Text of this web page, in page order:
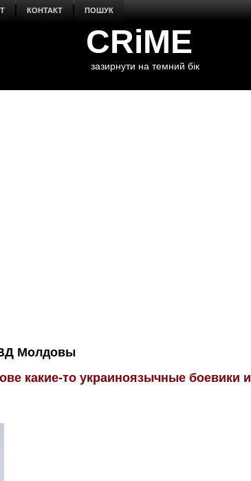
КОНТАКТ ПОШУК
CRiME
зазирнути на темний бік
Молдовы
какие-то украиноязычные боевики и